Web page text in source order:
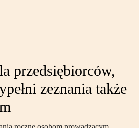
przedsiębiorców,
zeznania także